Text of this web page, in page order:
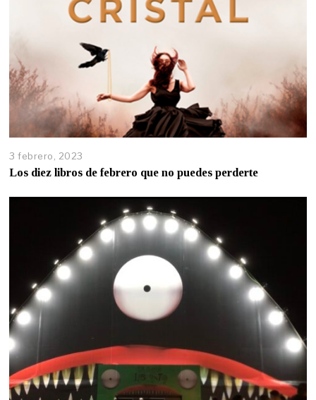
3 febrero, 2023
Los diez libros de febrero que no puedes perderte